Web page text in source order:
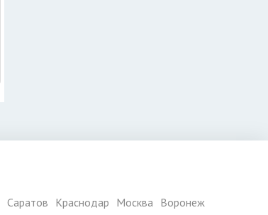
Саратов Краснодар Москва Воронеж